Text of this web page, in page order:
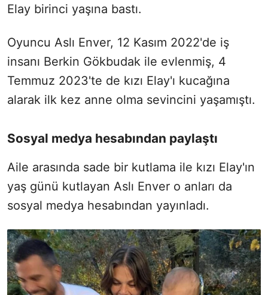
Elay birinci yaşına bastı.
Oyuncu Aslı Enver, 12 Kasım 2022'de iş
insanı Berkin Gökbudak ile evlenmiş, 4
Temmuz 2023'te de kızı Elay'ı kucağına
alarak ilk kez anne olma sevincini yaşamıştı.
Sosyal medya hesabından paylaştı
Aile arasında sade bir kutlama ile kızı Elay'ın
yaş günü kutlayan Aslı Enver o anları da
sosyal medya hesabından yayınladı.